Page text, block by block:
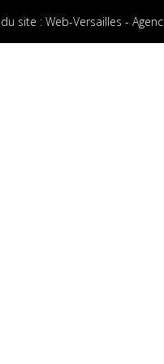
site : Web-Versailles -